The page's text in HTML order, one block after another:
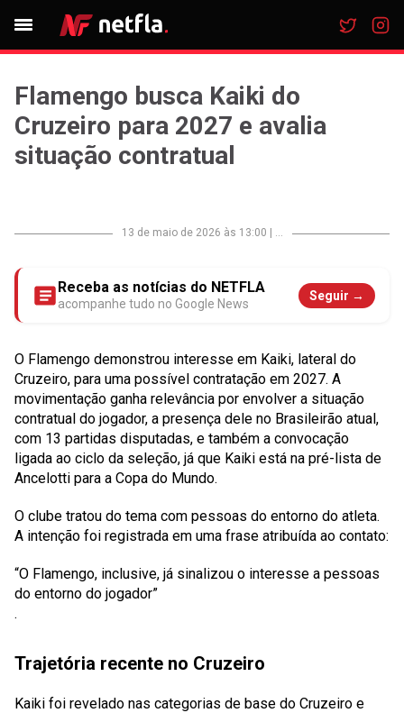
Flamengo busca Kaiki do
Cruzeiro para 2027 e avalia
situação contratual
13 de maio de 2026 às 13:00 ...
Receba as notícias do NETFLA
acompanhe tudo no Google News
Seguir →
O Flamengo demonstrou interesse em Kaiki, lateral do
Cruzeiro, para uma possível contratação em 2027. A
movimentação ganha relevância por envolver a situação
contratual do jogador, a presença dele no Brasileirão atual,
com 13 partidas disputadas, e também a convocação
ligada ao ciclo da seleção, já que Kaiki está na pré-lista de
Ancelotti para a Copa do Mundo.
O clube tratou do tema com pessoas do entorno do atleta.
A intenção foi registrada em uma frase atribuída ao contato:
“O Flamengo, inclusive, já sinalizou o interesse a pessoas
do entorno do jogador”
.
Trajetória recente no Cruzeiro
Kaiki foi revelado nas categorias de base do Cruzeiro e